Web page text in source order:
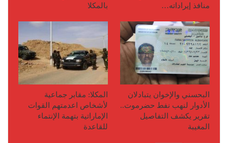
منافذ إيراداته…
بالمكلا
البحسني والإخوان يتبادلان
الأدوار لنهب نفط حضرموت..
تقرير يكشف التفاصيل
المغيبة
المكلا: مقابر جماعية
ﻷشخاص اعدمتهم القوات
اﻹماراتية بتهمة اﻹنتماء
للقاعدة